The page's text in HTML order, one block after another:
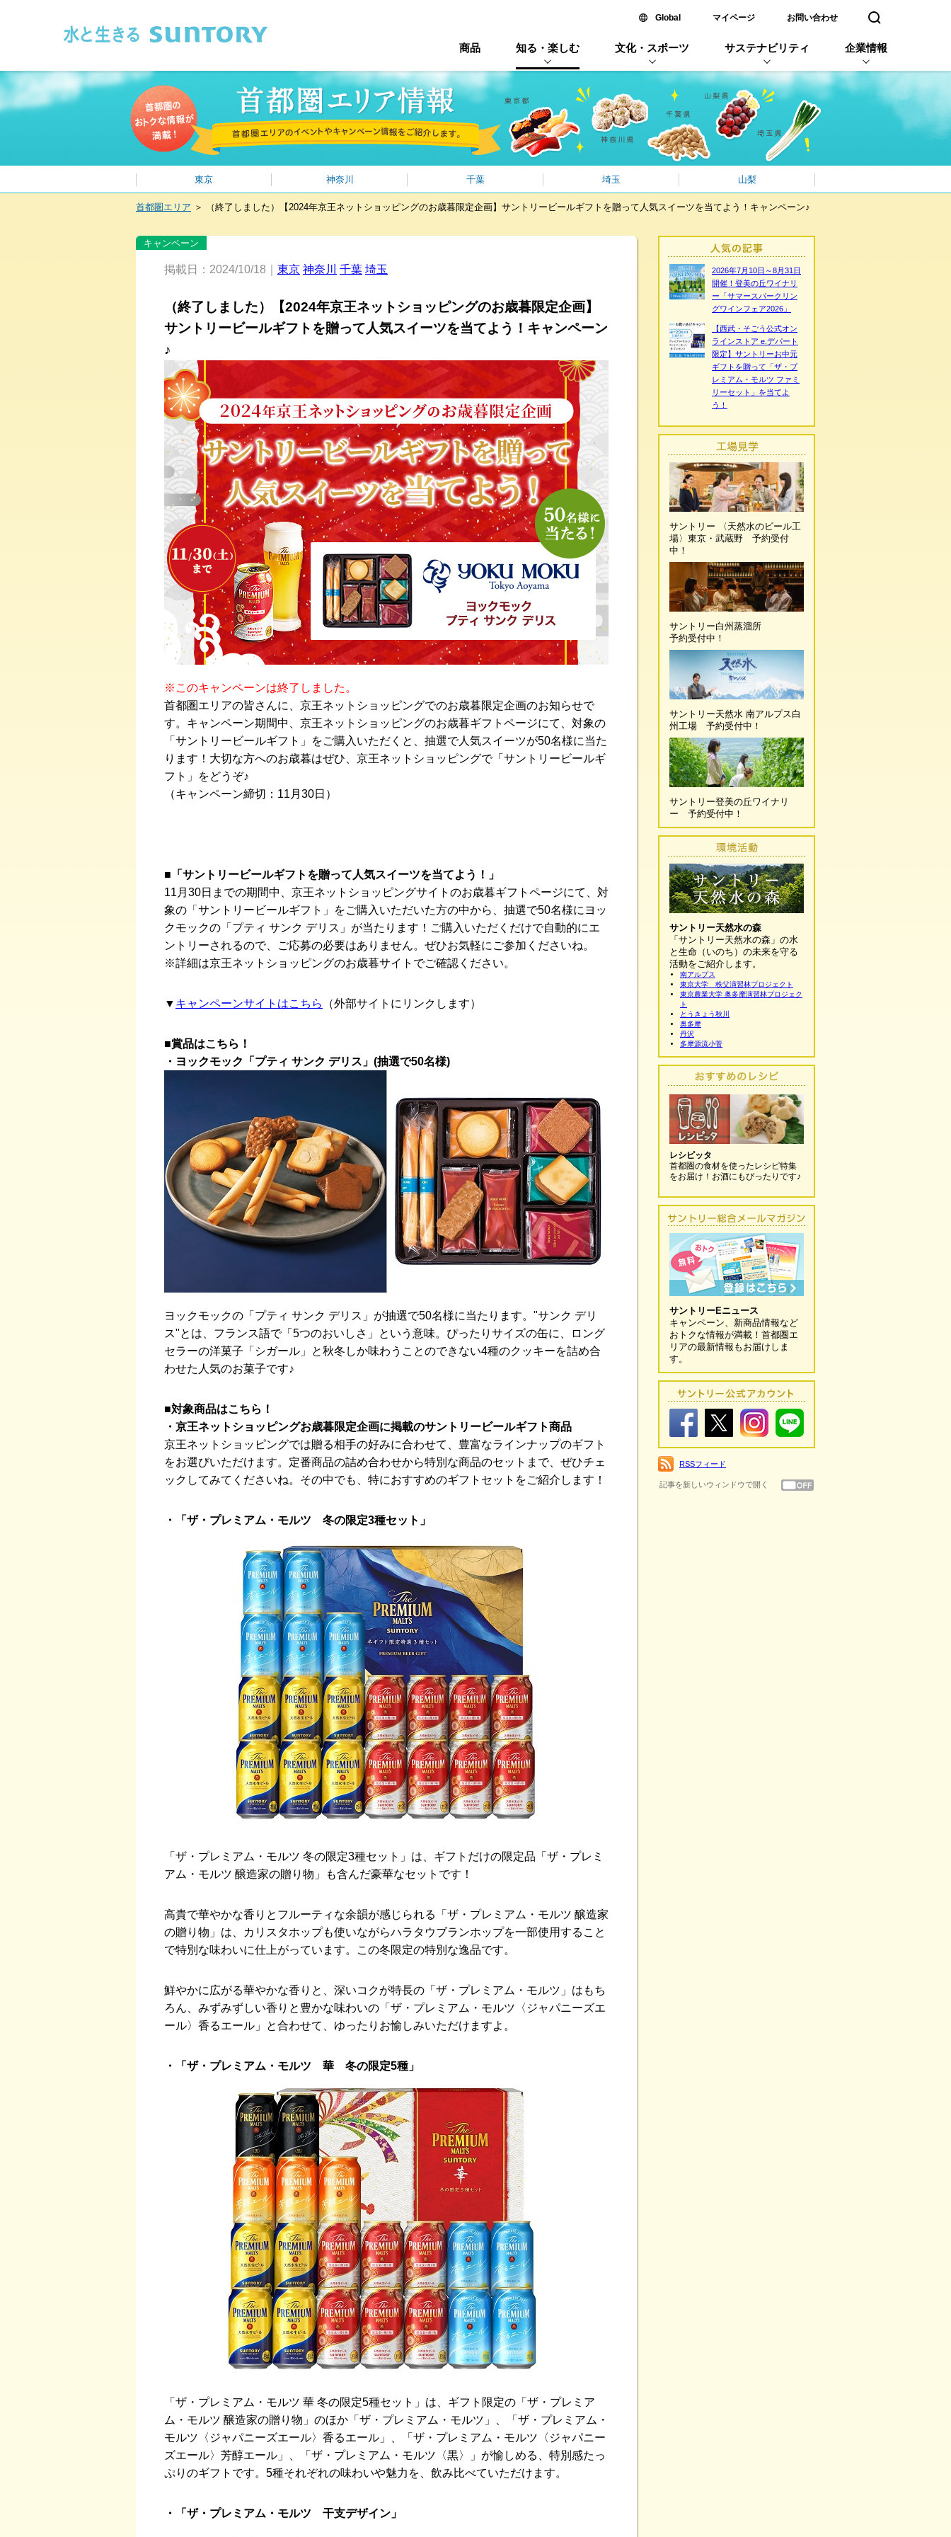
Global新しいウィンドウで開く
マイページ お問い合わせ 検索窓を開く
商品 知る・楽しむ 文化・スポーツ サステナビリティ 企業情報
東京 神奈川 千葉 埼玉 山梨
首都圏エリア ＞ （終了しました）【2024年京王ネットショッピングのお歳暮限定企画】サントリービールギフトを贈って人気スイーツを当てよう！キャンペーン♪
キャンペーン
掲載日：2024/10/18｜ 東京 神奈川 千葉 埼玉
（終了しました）【2024年京王ネットショッピングのお歳暮限定企画】
サントリービールギフトを贈って人気スイーツを当てよう！キャンペーン
♪
※このキャンペーンは終了しました。
首都圏エリアの皆さんに、京王ネットショッピングでのお歳暮限定企画のお知らせで
す。キャンペーン期間中、京王ネットショッピングのお歳暮ギフトページにて、対象の
「サントリービールギフト」をご購入いただくと、抽選で人気スイーツが50名様に当た
ります！大切な方へのお歳暮はぜひ、京王ネットショッピングで「サントリービールギ
フト」をどうぞ♪
（キャンペーン締切：11月30日）
■「サントリービールギフトを贈って人気スイーツを当てよう！」
11月30日までの期間中、京王ネットショッピングサイトのお歳暮ギフトページにて、対
象の「サントリービールギフト」をご購入いただいた方の中から、抽選で50名様にヨッ
クモックの「プティ サンク デリス」が当たります！ご購入いただくだけで自動的にエ
ントリーされるので、ご応募の必要はありません。ぜひお気軽にご参加くださいね。
※詳細は京王ネットショッピングのお歳暮サイトでご確認ください。
▼ キャンペーンサイトはこちら （外部サイトにリンクします）
■賞品はこちら！
・ヨックモック「プティ サンク デリス」(抽選で50名様)
ヨックモックの「プティ サンク デリス」が抽選で50名様に当たります。"サンク デリ
ス"とは、フランス語で「5つのおいしさ」という意味。ぴったりサイズの缶に、ロング
セラーの洋菓子「シガール」と秋冬しか味わうことのできない4種のクッキーを詰め合
わせた人気のお菓子です♪
■対象商品はこちら！
・京王ネットショッピングお歳暮限定企画に掲載のサントリービールギフト商品
京王ネットショッピングでは贈る相手の好みに合わせて、豊富なラインナップのギフト
をお選びいただけます。定番商品の詰め合わせから特別な商品のセットまで、ぜひチェ
ックしてみてくださいね。その中でも、特におすすめのギフトセットをご紹介します！
・「ザ・プレミアム・モルツ 冬の限定3種セット」
「ザ・プレミアム・モルツ 冬の限定3種セット」は、ギフトだけの限定品「ザ・プレミ
アム・モルツ 醸造家の贈り物」も含んだ豪華なセットです！
高貴で華やかな香りとフルーティな余韻が感じられる「ザ・プレミアム・モルツ 醸造家
の贈り物」は、カリスタホップも使いながらハラタウブランホップを一部使用すること
で特別な味わいに仕上がっています。この冬限定の特別な逸品です。
鮮やかに広がる華やかな香りと、深いコクが特長の「ザ・プレミアム・モルツ」はもち
ろん、みずみずしい香りと豊かな味わいの「ザ・プレミアム・モルツ〈ジャパニーズエ
ール〉香るエール」と合わせて、ゆったりお愉しみいただけますよ。
・「ザ・プレミアム・モルツ 華 冬の限定5種」
「ザ・プレミアム・モルツ 華 冬の限定5種セット」は、ギフト限定の「ザ・プレミア
ム・モルツ 醸造家の贈り物」のほか「ザ・プレミアム・モルツ」、「ザ・プレミアム・
モルツ〈ジャパニーズエール〉香るエール」、「ザ・プレミアム・モルツ〈ジャパニー
ズエール〉芳醇エール」、「ザ・プレミアム・モルツ〈黒〉」が愉しめる、特別感たっ
ぷりのギフトです。5種それぞれの味わいや魅力を、飲み比べていただけます。
・「ザ・プレミアム・モルツ 干支デザイン」
2026年7月10日～8月31日
開催！登美の丘ワイナリ
ー「サマースパークリン
グワインフェア2026」
【西武・そごう公式オン
ラインストア e.デパート
限定】サントリーお中元
ギフトを贈って「ザ・プ
レミアム・モルツ ファミ
リーセット」を当てよ
う！
サントリー 〈天然水のビール工
場〉東京・武蔵野 予約受付
中！
サントリー白州蒸溜所
予約受付中！
サントリー天然水 南アルプス白
州工場 予約受付中！
サントリー登美の丘ワイナリ
ー 予約受付中！
サントリー天然水の森
「サントリー天然水の森」の水
と生命（いのち）の未来を守る
活動をご紹介します。
南アルプス
東京大学 秩父演習林プロジェクト
東京農業大学 奥多摩演習林プロジェク
ト
とうきょう秋川
奥多摩
丹沢
多摩源流小菅
レシピッタ
首都圏の食材を使ったレシピ特集
をお届け！お酒にもぴったりです♪
サントリーEニュース
キャンペーン、新商品情報など
おトクな情報が満載！首都圏エ
リアの最新情報もお届けしま
す。
RSSフィード
記事を新しいウィンドウで開く